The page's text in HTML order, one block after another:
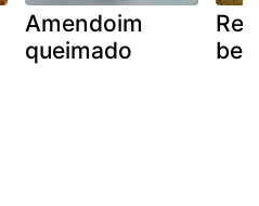
Amendoim
queimado